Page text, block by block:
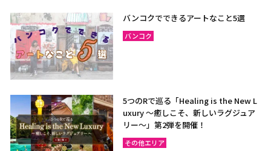
バンコクでできるアートなこと5選
バンコク
5つのRで巡る「Healing is the New L
uxury ～癒しこそ、新しいラグジュア
リー〜」第2弾を開催！
その他エリア